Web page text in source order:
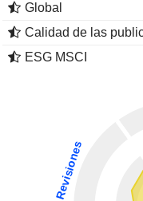
Global
Calidad de las
ESG MSCI